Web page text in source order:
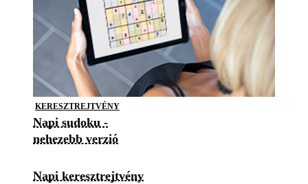
KERESZTREJTVÉNY
Napi sudoku -
nehezebb verzió
Napi keresztrejtvény